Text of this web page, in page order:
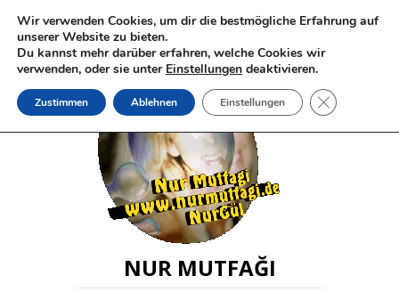
NUR MUTFAĞI
Wir verwenden Cookies, um dir die bestmögliche Erfahrung auf
unserer Website zu bieten.
Du kannst mehr darüber erfahren, welche Cookies wir
verwenden, oder sie unter Einstellungen deaktivieren.
Zustimmen Ablehnen Einstellungen GDPR